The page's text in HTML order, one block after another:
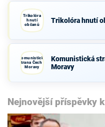
Trikolóra
hnutí
občanů
Trikolóra hnutí
Komunistická
strana Čech a
Moravy
Komunistická
Moravy
Nejnovější příspěvky